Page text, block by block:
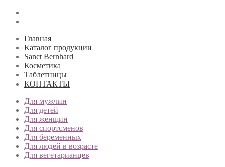
Главная
Каталог продукции
Sanct Bernhard
Косметика
Таблетницы
КОНТАКТЫ
Для мужчин
Для детей
Для женщин
Для спортсменов
Для беременных
Для людей в возрасте
Для вегетарианцев